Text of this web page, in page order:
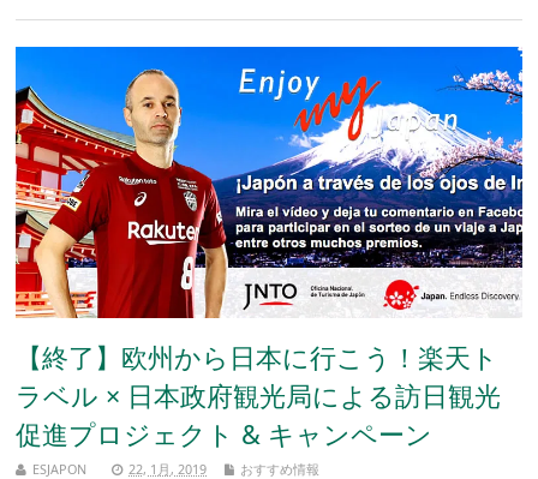
【終了】欧州から日本に行こう！楽天ト
ラベル × 日本政府観光局による訪日観光
促進プロジェクト & キャンペーン
ESJAPON 22, 1月, 2019 おすすめ情報